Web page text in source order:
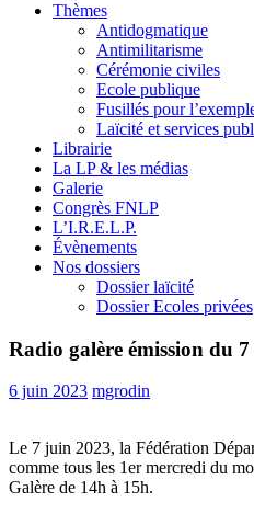
Thèmes
Antidogmatique
Antimilitarisme
Cérémonie civiles
Ecole publique
Fusillés pour
Laïcité et services
Librairie
La LP & les médias
Galerie
Congrès FNLP
L’I.R.E.L.P.
Évènements
Nos dossiers
Dossier laïcité
Dossier Ecoles privées
Radio galère émission du
6 juin 2023 mgrodin
Le 7 juin 2023, la Fédération
comme tous les 1er mercredi du
Galère de 14h à 15h.